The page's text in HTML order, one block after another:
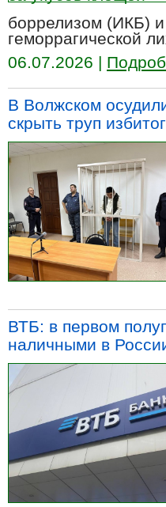
боррелизом (ИКБ)
геморрагической
06.07.2026 |
В Волжском
скрыть труп
ВТБ: в первом
наличными в